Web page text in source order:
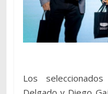
Los